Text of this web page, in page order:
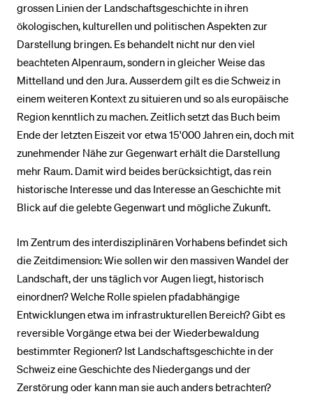
grossen Linien der Landschaftsgeschichte in ihren
ökologischen, kulturellen und politischen Aspekten zur
Darstellung bringen. Es behandelt nicht nur den viel
beachteten Alpenraum, sondern in gleicher Weise das
Mittelland und den Jura. Ausserdem gilt es die Schweiz in
einem weiteren Kontext zu situieren und so als europäische
Region kenntlich zu machen. Zeitlich setzt das Buch beim
Ende der letzten Eiszeit vor etwa 15'000 Jahren ein, doch mit
zunehmender Nähe zur Gegenwart erhält die Darstellung
mehr Raum. Damit wird beides berücksichtigt, das rein
historische Interesse und das Interesse an Geschichte mit
Blick auf die gelebte Gegenwart und mögliche Zukunft.
Im Zentrum des interdisziplinären Vorhabens befindet sich
die Zeitdimension: Wie sollen wir den massiven Wandel der
Landschaft, der uns täglich vor Augen liegt, historisch
einordnen? Welche Rolle spielen pfadabhängige
Entwicklungen etwa im infrastrukturellen Bereich? Gibt es
reversible Vorgänge etwa bei der Wiederbewaldung
bestimmter Regionen? Ist Landschaftsgeschichte in der
Schweiz eine Geschichte des Niedergangs und der
Zerstörung oder kann man sie auch anders betrachten?
Stellensuchende
Förderer
Medien
BELIEBTE INHALTE
Vorlesungsverzeichnis
Bibliothek
Sportangebot
Menuplan Mensa